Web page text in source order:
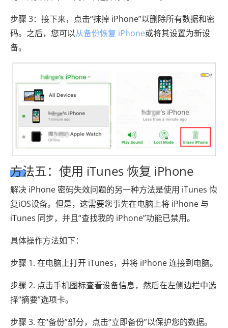
步骤 3：接下来，点击“抹掉 iPhone”以删除所有数据和密
码。之后，您可以从备份恢复 iPhone或将其设置为新设
备。
方法五：使用 iTunes 恢复 iPhone
解决 iPhone 密码失效问题的另一种方法是使用 iTunes 恢
复iOS设备。但是，这需要您事先在电脑上将 iPhone 与
iTunes 同步，并且“查找我的 iPhone”功能已禁用。
具体操作方法如下：
步骤 1. 在电脑上打开 iTunes，并将 iPhone 连接到电脑。
步骤 2. 点击手机图标查看设备信息，然后在左侧边栏中选
择“摘要”选项卡。
步骤 3. 在“备份”部分，点击“立即备份”以保护您的数据。